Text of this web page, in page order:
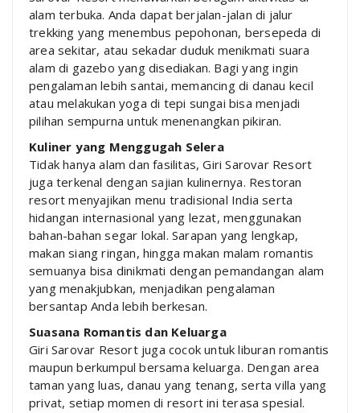
alam terbuka. Anda dapat berjalan-jalan di jalur
trekking yang menembus pepohonan, bersepeda di
area sekitar, atau sekadar duduk menikmati suara
alam di gazebo yang disediakan. Bagi yang ingin
pengalaman lebih santai, memancing di danau kecil
atau melakukan yoga di tepi sungai bisa menjadi
pilihan sempurna untuk menenangkan pikiran.
Kuliner yang Menggugah Selera
Tidak hanya alam dan fasilitas, Giri Sarovar Resort
juga terkenal dengan sajian kulinernya. Restoran
resort menyajikan menu tradisional India serta
hidangan internasional yang lezat, menggunakan
bahan-bahan segar lokal. Sarapan yang lengkap,
makan siang ringan, hingga makan malam romantis
semuanya bisa dinikmati dengan pemandangan alam
yang menakjubkan, menjadikan pengalaman
bersantap Anda lebih berkesan.
Suasana Romantis dan Keluarga
Giri Sarovar Resort juga cocok untuk liburan romantis
maupun berkumpul bersama keluarga. Dengan area
taman yang luas, danau yang tenang, serta villa yang
privat, setiap momen di resort ini terasa spesial.